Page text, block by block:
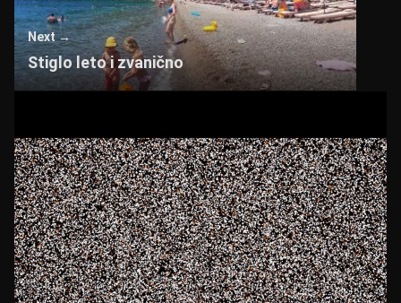
Next →
Stiglo leto i zvanično